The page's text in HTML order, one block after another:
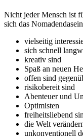
Nicht jeder Mensch ist
sich das
vielseitig
sich schnell
kreativ sind
Spaß an neuen
offen sind
risikobereit sind
Abenteuer und
Optimisten
freiheitsliebend
die Welt
unkonventionell